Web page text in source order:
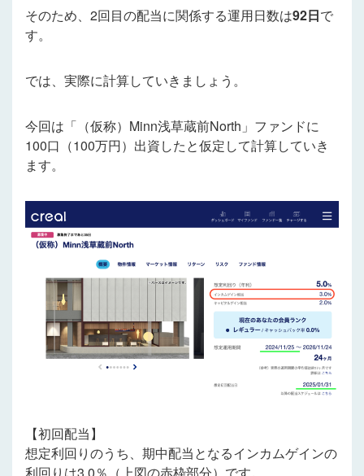
そのため、2回目の配当に関係する運用日数は92日で
す。
では、実際に計算していきましょう。
今回は「（仮称）Minn浅草蔵前North」ファンドに
100口（100万円）出資したと仮定して計算していき
ます。
【初回配当】
想定利回りのうち、期中配当となるインカムゲインの